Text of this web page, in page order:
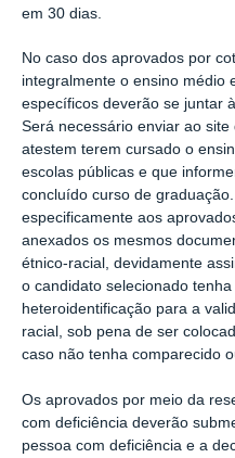
em 30 dias.
No caso dos aprovados por
integralmente o ensino médio
específicos deverão se juntar à
Será necessário enviar ao site
atestem terem cursado o
escolas públicas e que informe
concluído curso de graduação.
especificamente aos
anexados os mesmos
étnico-racial , devidamente
o candidato selecionado
heteroidentificação para a
racial, sob pena de ser
caso não tenha comparecido
Os aprovados por meio da
com deficiência deverão subm
pessoa com deficiência e a